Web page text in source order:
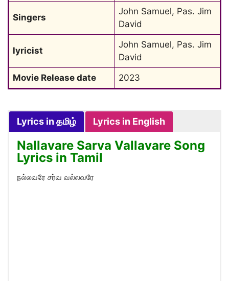
Singers
John Samuel, Pas. Jim
David
lyricist
John Samuel, Pas. Jim
David
Movie Release date
2023
Lyrics in தமிழ் Lyrics in English
Nallavare Sarva Vallavare Song
Lyrics in Tamil
நல்லவரே சர்வ வல்லவரே